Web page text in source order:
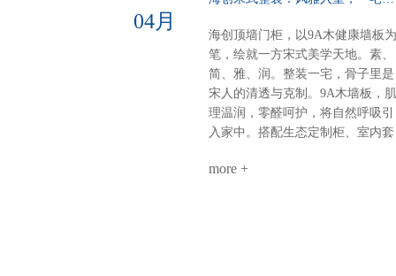
间 × 开放式书房圆弧转角，悬浮轻
盈，一个转身，阅读、观影、换衣
全搞定。沙发背景+蜂窝大板：安
的高级感平整墙面+顶部大气大板
少即是多，静即是奢。一套海创，
搞定全屋。环保、省心、高颜值、
高利用。小户型，也能住出大写的
到真正懂整装的海创。
材守护成长麻将室 主卧：深色墙
配灯带，主卧木饰面+隐形门，动
分明关键词：沉稳、统一、仪式感
【风格B：奢石层次·极简艺术】客
餐厅：奢石背景墙+墙柜组合，9A
木墙板打底，生态柜嵌入侧边，视
整铺、无床头设计、同色不同质，
04月
海创顶墙门柜，以9A木健康墙板为
笔，绘就一方宋式美学天地。素、
简、雅、润。整装一宅，骨子里是
宋人的清透与克制。9A木墙板，肌
理温润，零醛呵护，将自然呼吸引
入家中。搭配生态定制柜、室内套
天成。玄关：一折画屏，微光迎
more +